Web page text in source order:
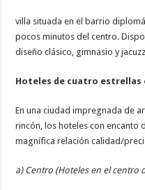
villa situada en el barrio
pocos minutos del centro.
diseño clásico, gimnasio y
Hoteles de cuatro estrellas
En una ciudad impregnada de
rincón, los hoteles con encanto
magnífica relación calidad/
a) Centro (Hoteles en el centro